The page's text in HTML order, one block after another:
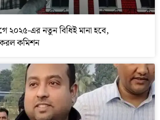
২০২৫-এর নতুন বিধিই মানা হবে,
করল কমিশন